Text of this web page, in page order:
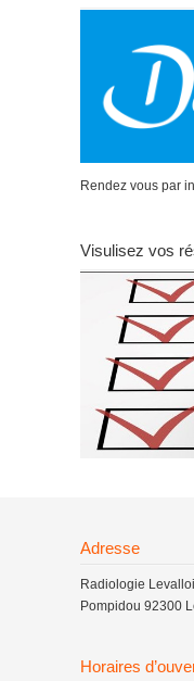
Rendez vous par
Visulisez vos
Adresse
Radiologie
Pompidou 92300
Horaires